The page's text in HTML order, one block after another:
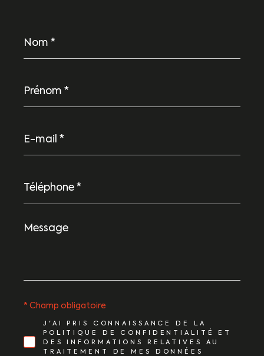
*
*
mail
*
Message
*
J'AI PRIS CONNAISSANCE DE LA
POLITIQUE DE CONFIDENTIALITÉ ET
DES INFORMATIONS RELATIVES AU
TRAITEMENT DE MES DONNÉES
* Champ obligatoire